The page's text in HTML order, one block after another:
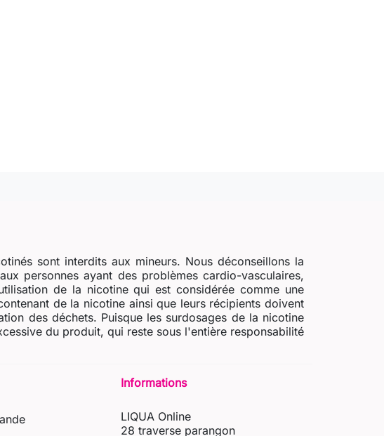
sont interdits aux mineurs. Nous déconseillons la
personnes ayant des problèmes cardio-vasculaires,
de la nicotine qui est considérée comme une
de la nicotine ainsi que leurs récipients doivent
des déchets. Puisque les surdosages de la nicotine
du produit, qui reste sous l'entière responsabilité
Informations
LIQUA Online
28 traverse parangon